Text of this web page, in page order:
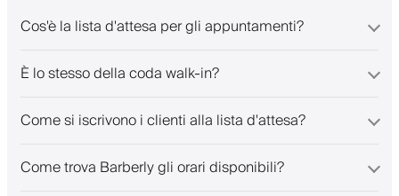
Cos'è la lista d'attesa per gli appuntamenti?
È lo stesso della coda walk-in?
Come si iscrivono i clienti alla lista d'attesa?
Come trova Barberly gli orari disponibili?